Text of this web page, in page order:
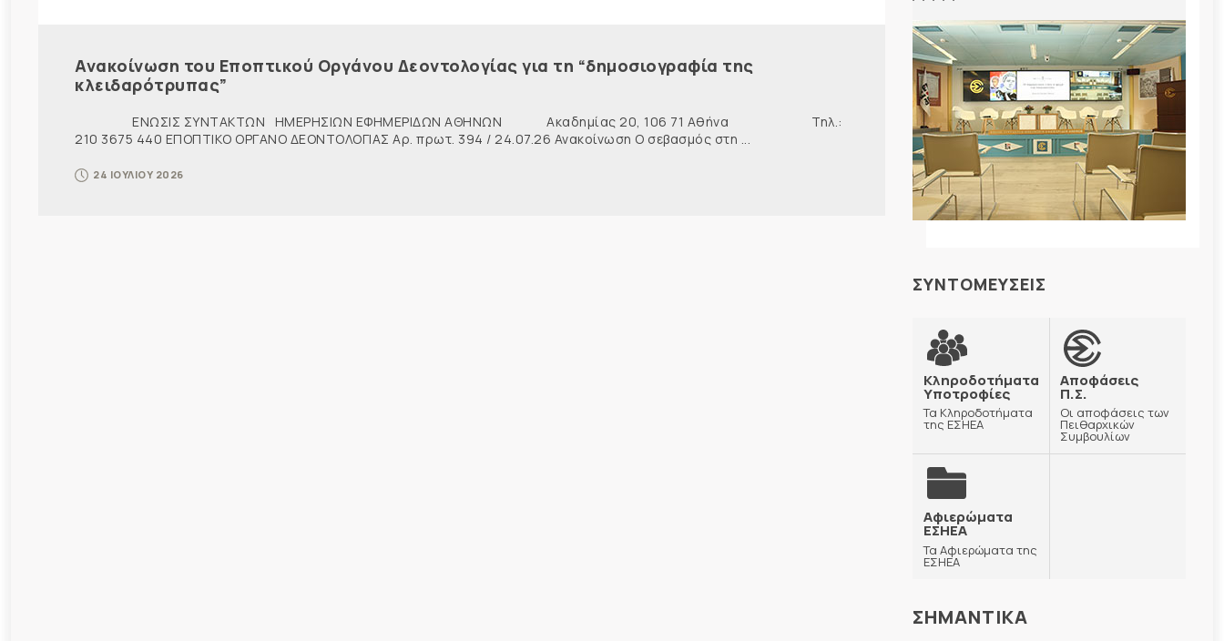
Ανακοίνωση του Εποπτικού Οργάνου Δεοντολογίας για τη “δημοσιογραφία της
κλειδαρότρυπας”
ΕΝΩΣΙΣ ΣΥΝΤΑΚΤΩΝ ΗΜΕΡΗΣΙΩΝ ΕΦΗΜΕΡΙΔΩΝ ΑΘΗΝΩΝ Ακαδημίας 20, 106 71 Αθήνα Τηλ.:
210 3675 440 ΕΠΟΠΤΙΚΟ ΟΡΓΑΝΟ ΔΕΟΝΤΟΛΟΓΙΑΣ Αρ. πρωτ. 394 / 24.07.26 Ανακοίνωση Ο σεβασμός στη ...
24 ΙΟΥΛΙΟΥ 2026
ΣΥΝΤΟΜΕΥΣΕΙΣ
Κληροδοτήματα
Υποτροφίες
Τα Κληροδοτήματα
της ΕΣΗΕΑ
Αποφάσεις
Π.Σ.
Οι αποφάσεις των
Πειθαρχικών
Συμβουλίων
Αφιερώματα
ΕΣΗΕΑ
Τα Αφιερώματα της
ΕΣΗΕΑ
ΣΗΜΑΝΤΙΚΑ